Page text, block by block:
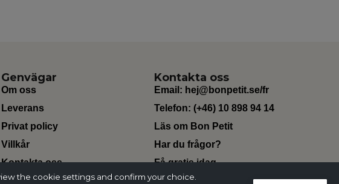
Genvägar
Om oss
Leverans
Privat policy
Villkår
Kontakta oss
Kontakta oss
Email: hej@bonpetit.se/fr
Telefon: (+46) 10 898 94 14
Läs om Bon Petit
Har du frågor?
Få gratis idag
Change Currency
the cookie settings and confirm your choice.